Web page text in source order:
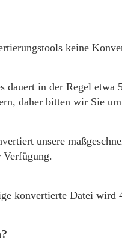
keine
in der Regel etwa
daher bitten wir Sie
unsere
konvertierte Datei wird